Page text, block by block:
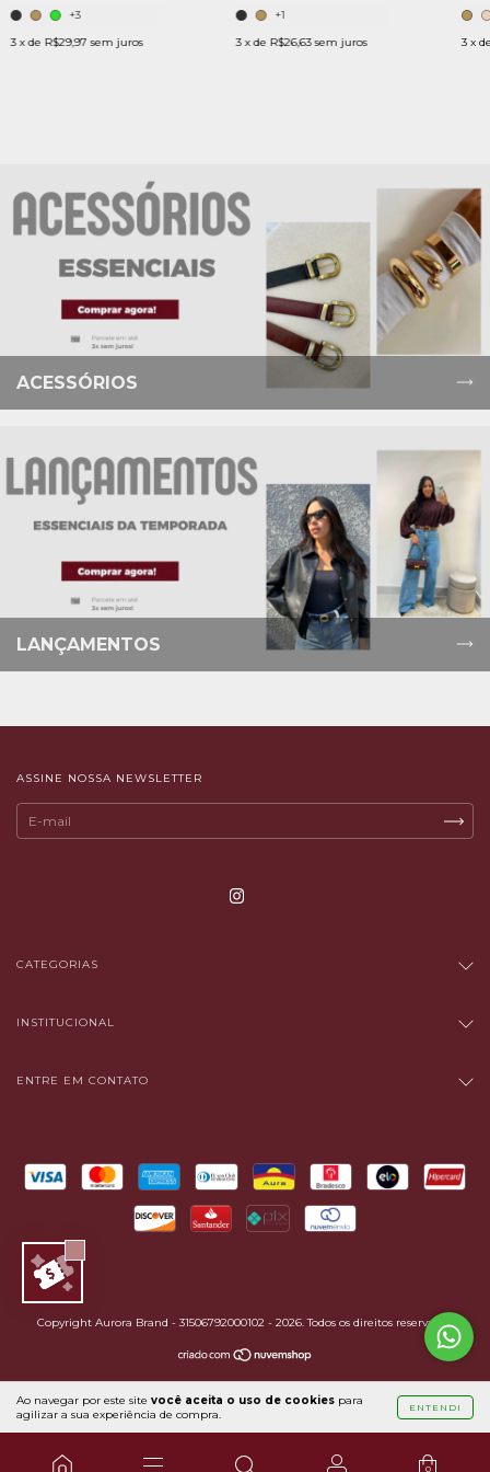
Ao navegar por este site você aceita o uso de cookies para
agilizar a sua experiência de compra.
ENTENDI
0
+3
3 x de R$29,97 sem juros
+1
3 x de R$26,63 sem juros 3 x
ACESSÓRIOS
LANÇAMENTOS
ASSINE NOSSA NEWSLETTER
CATEGORIAS
INSTITUCIONAL
ENTRE EM CONTATO
Copyright Aurora Brand - 31506792000102 - 2026. Todos os direitos reservados.